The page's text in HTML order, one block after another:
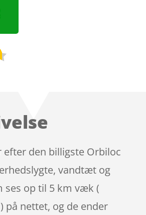
efter den billigste Orbiloc
vandtæt og
ses op til 5 km væk (
på nettet, og de ender